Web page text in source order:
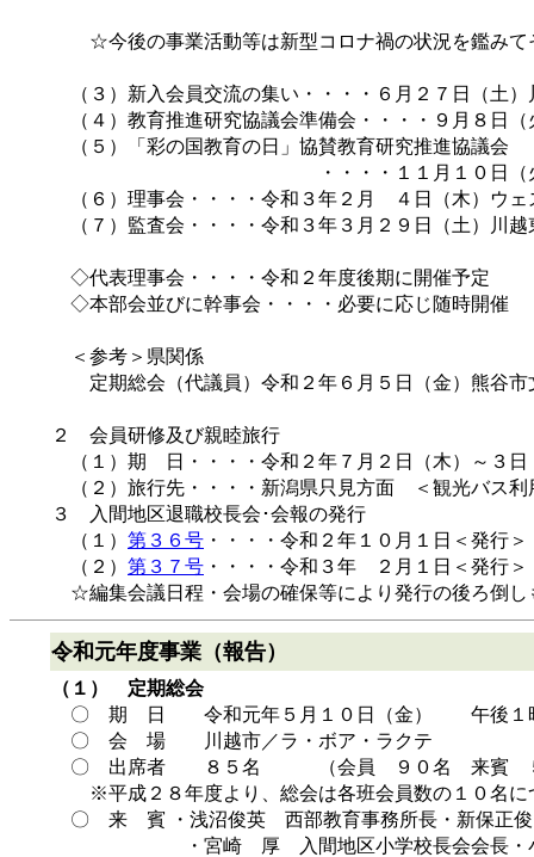
☆今後の事業活動等は新型コロナ禍の状況を鑑みて
（３）新入会員交流の集い・・・・６月２７日（土
（４）教育推進研究協議会準備会・・・・９月８日
（５）「彩の国教育の日」協賛教育研究推進協議会
・・・・１１月１０日（火）ニュー
（６）理事会・・・・令和３年２月 ４日（木）ウェ
（７）監査会・・・・令和３年３月２９日（土）川越
◇代表理事会・・・・令和２年度後期に開催予定
◇本部会並びに幹事会・・・・必要に応じ随時開催
＜参考＞県関係
定期総会（代議員）令和２年６月５日（金）熊谷
２ 会員研修及び親睦旅行
（１）期 日・・・・令和２年７月２日（木）～３
（２）旅行先・・・・新潟県只見方面 ＜観光バス利
３ 入間地区退職校長会･会報の発行
（１） 第３６号 ・・・・令和２年１０月１日＜発行＞
（２） 第３７号 ・・・・令和３年 ２月１日＜発行＞
☆編集会議日程・会場の確保等により発行の後ろ倒し
令和元年度事業（報告）
（１） 定期総会
〇 期 日 令和元年５月１０日（金） 午後１
〇 会 場 川越市／ラ・ボア・ラクテ
〇 出席者 ８５名 （会員 ９０名 来賓
※平成２８年度より、総会は各班会員数の１０名に
〇 来 賓 ・浅沼俊英 西部教育事務所長・新保正俊
・宮崎 厚 入間地区小学校長会会長・小林